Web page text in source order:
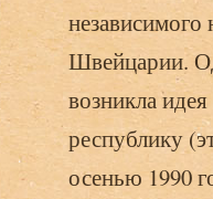
независимого
Швейцарии.
возникла
республику
осенью 1990